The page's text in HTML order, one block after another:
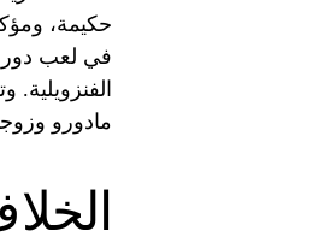
حكيمة،
في لعب دور
مادورو